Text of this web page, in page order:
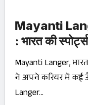
Mayanti
: भारत की
संपत्ति! जानिए
Mayanti Langer, भारत की मशहूर स्पोर्ट्स जर्नलिस्ट और एंकर,
ने अपने करियर में कई
Langer…